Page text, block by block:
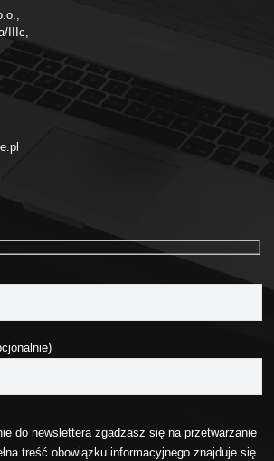
IIIc,
do newslettera zgadzasz się na przetwarzanie
treść obowiązku informacyjnego znajduje się